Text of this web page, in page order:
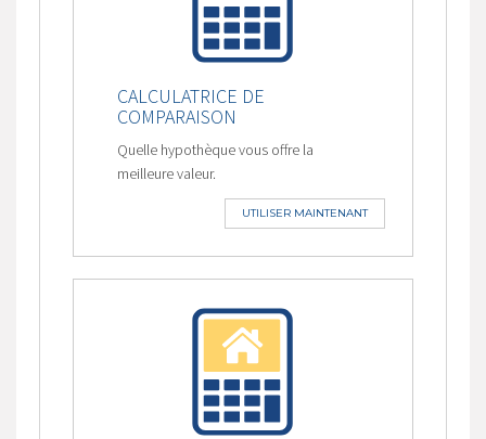
CALCULATRICE DE
COMPARAISON
Quelle hypothèque vous offre la
meilleure valeur.
UTILISER MAINTENANT